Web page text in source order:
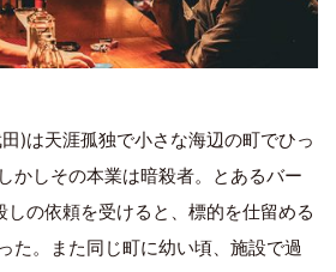
)は天涯孤独で小さな海辺の町でひっ
かしその本業は暗殺者。とあるバー
の依頼を受けると、標的を仕留める
た。また同じ町に幼い頃、施設で過